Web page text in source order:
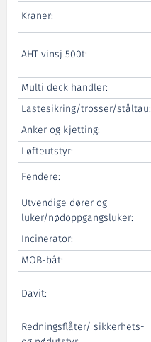
Kraner:
AHT vinsj 500t:
Multi deck handler:
Lastesikring/trosser/ståltau:
Anker og kjetting:
Løfteutstyr:
Fendere:
Utvendige dører og
luker/nødoppgangsluker:
Incinerator:
MOB-båt:
Davit:
Redningsflåter/ sikkerhets-